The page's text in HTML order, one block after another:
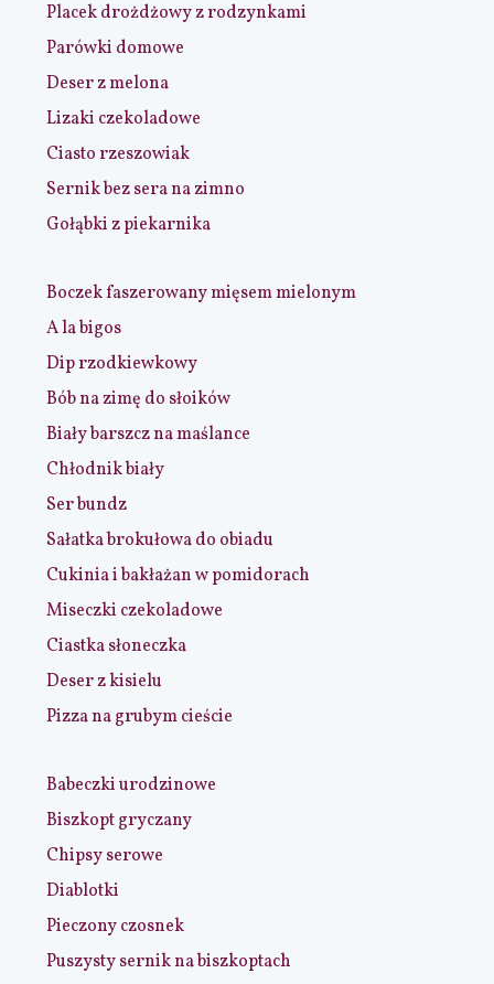
Placek drożdżowy z rodzynkami
Parówki domowe
Deser z melona
Lizaki czekoladowe
Ciasto rzeszowiak
Sernik bez sera na zimno
Gołąbki z piekarnika
Boczek faszerowany mięsem mielonym
A la bigos
Dip rzodkiewkowy
Bób na zimę do słoików
Biały barszcz na maślance
Chłodnik biały
Ser bundz
Sałatka brokułowa do obiadu
Cukinia i bakłażan w pomidorach
Miseczki czekoladowe
Ciastka słoneczka
Deser z kisielu
Pizza na grubym cieście
Babeczki urodzinowe
Biszkopt gryczany
Chipsy serowe
Diablotki
Pieczony czosnek
Puszysty sernik na biszkoptach